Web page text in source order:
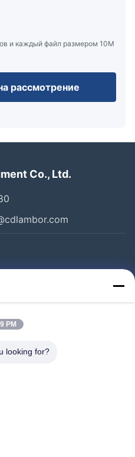
и каждый файл размером 10M
рассмотрение
Co., Ltd.
PM
looking for?